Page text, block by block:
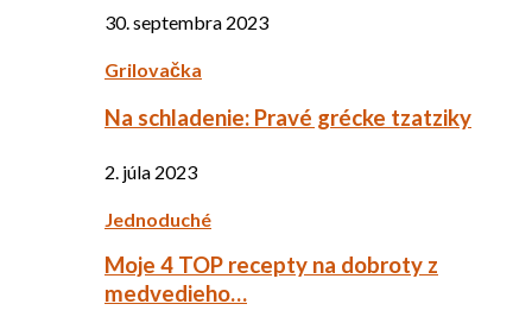
30. septembra 2023
Grilovačka
Na schladenie: Pravé grécke tzatziky
2. júla 2023
Jednoduché
Moje 4 TOP recepty na dobroty z
medvedieho…